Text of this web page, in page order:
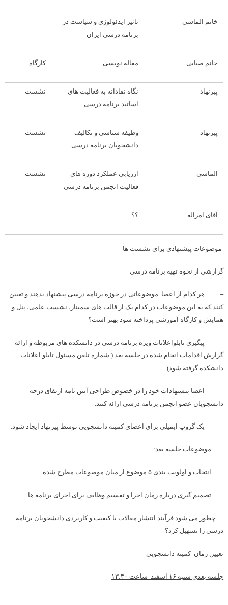
خانم الماسی
تاثیر ایدئولوژی و سیاست در
برنامه درسی ایران
خانم صبایی مقاله نویسی کارگاه
پیرنهاد
نگاه نقادانه به فعالیت های
اساتید برنامه درسی
نشست
پیرنهاد
وظیفه شناسی و تکالیف
دانشجویان برنامه درسی
نشست
الماسی
ارزیابی عملکرد دوره های
فعالیت انجمن برنامه درسی
نشست
آقای امراله ؟؟
موضوعات پیشنهادی برای نشست ها
گزارشی از نحوه تهیه برنامه درسی
–
هر کدام از اعضا موضوعاتی در حوزه برنامه درسی پیشنهاد بدهند و تعیین
کنند که به این موضوعات در کدام یک از قالب های سمینار، نشست علمی، پنل و
همایش و کارگاه آموزشی پرداخته شود بهتر است؟
–
پیگیری تابلواعلانات ویژه برنامه درسی در دانشکده های مربوطه و ارائه
گزارش اقدامات انجام شده در جلسه بعد ( شماره تلفن مسئول تابلو اعلانات
دانشکده گرفته شود)
–
اعضا پیشنهادات خود را در خصوص طراحی آیین نامه ارتقای درجه
دانشجویان عضو انجمن برنامه درسی ارائه کنند.
– یک گروپ ایمیلی برای اعضای کمیته دانشجویی توسط پیرنهاد ایجاد شود.
موضوعات جلسه بعد:
انتخاب و اولویت بندی ۵ موضوع از میان موضوعات مطرح شده
تصمیم گیری درباره زمان اجرا و تقسیم وظایف برای اجرای برنامه ها
چطور می شود فرآیند انتشار مقالات با کیفیت و کاربردی دانشجویان برنامه
درسی را تسهیل کرد؟
تعیین زمان کمیته دانشجویی
جلسه بعدی شنبه ۱۶ اسفند ساعت ۱۳:۳۰